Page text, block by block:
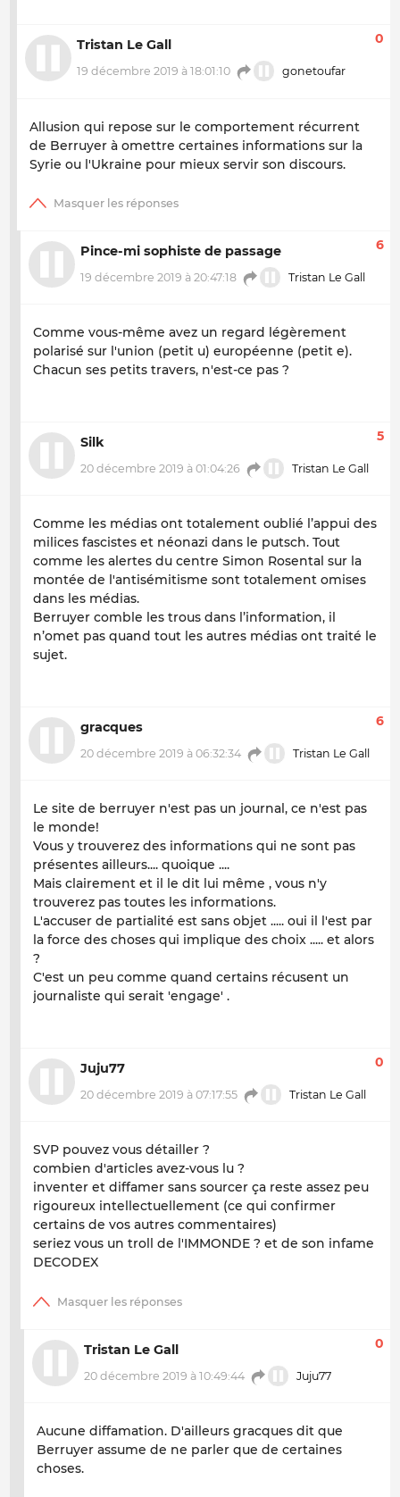
Tristan Le Gall
19 décembre 2019 à 18:01:10 gonetoufar
0
Allusion qui repose sur le comportement récurrent
de Berruyer à omettre certaines informations sur la
Syrie ou l'Ukraine pour mieux servir son discours.
Pince-mi sophiste de passage
19 décembre 2019 à 20:47:18 Tristan Le Gall
6
Comme vous-même avez un regard légèrement
polarisé sur l'union (petit u) européenne (petit e).
Chacun ses petits travers, n'est-ce pas ?
Silk
20 décembre 2019 à 01:04:26 Tristan Le Gall
5
Comme les médias ont totalement oublié l’appui des
milices fascistes et néonazi dans le putsch. Tout
comme les alertes du centre Simon Rosental sur la
montée de l'antisémitisme sont totalement omises
dans les médias.
Berruyer comble les trous dans l’information, il
n’omet pas quand tout les autres médias ont traité le
sujet.
gracques
20 décembre 2019 à 06:32:34 Tristan Le Gall
6
Le site de berruyer n'est pas un journal, ce n'est pas
le monde!
Vous y trouverez des informations qui ne sont pas
présentes ailleurs.... quoique ....
Mais clairement et il le dit lui même , vous n'y
trouverez pas toutes les informations.
L'accuser de partialité est sans objet ..... oui il l'est par
la force des choses qui implique des choix ..... et alors
?
C'est un peu comme quand certains récusent un
journaliste qui serait 'engage' .
Juju77
20 décembre 2019 à 07:17:55 Tristan Le Gall
0
SVP pouvez vous détailler ?
combien d'articles avez-vous lu ?
inventer et diffamer sans sourcer ça reste assez peu
rigoureux intellectuellement (ce qui confirmer
certains de vos autres commentaires)
seriez vous un troll de l'IMMONDE ? et de son infame
DECODEX
Tristan Le Gall
20 décembre 2019 à 10:49:44 Juju77
0
Aucune diffamation. D'ailleurs gracques dit que
Berruyer assume de ne parler que de certaines
choses.